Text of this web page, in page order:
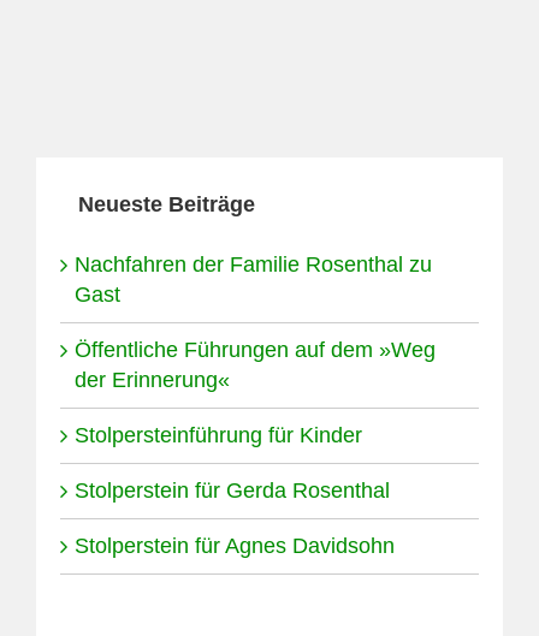
Neueste Beiträge
Nachfahren der Familie Rosenthal zu
Gast
Öffentliche Führungen auf dem »Weg
der Erinnerung«
Stolpersteinführung für Kinder
Stolperstein für Gerda Rosenthal
Stolperstein für Agnes Davidsohn